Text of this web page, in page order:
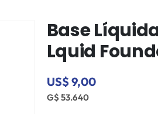
Base
Lquid
US$ 9,00
G$ 53.640